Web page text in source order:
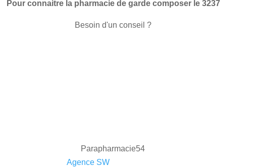
Pour connaitre la pharmacie de garde composer le 3237
Besoin d'un conseil ?
Parapharmacie54
Agence SW| Tous droits réservés